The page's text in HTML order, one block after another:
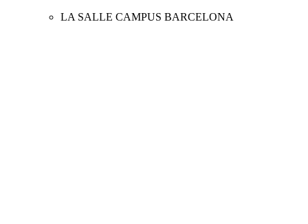
LA SALLE CAMPUS BARCELONA